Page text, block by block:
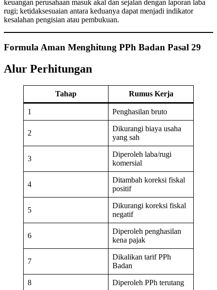
keuangan perusahaan masuk akal dan sejalan dengan laporan laba
rugi; ketidaksesuaian antara keduanya dapat menjadi indikator
kesalahan pengisian atau pembukuan.
Formula Aman Menghitung PPh Badan Pasal 29
Alur Perhitungan
Tahap Rumus Kerja
1 Penghasilan bruto
2
Dikurangi biaya usaha
yang sah
3
Diperoleh laba/rugi
komersial
4
Ditambah koreksi fiskal
positif
5
Dikurangi koreksi fiskal
negatif
6
Diperoleh penghasilan
kena pajak
7
Dikalikan tarif PPh
Badan
8 Diperoleh PPh terutang